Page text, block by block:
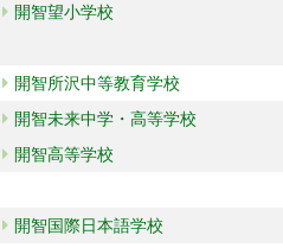
開智望小学校
開智所沢中等教育学校
開智未来中学・高等学校
開智高等学校
開智国際日本語学校